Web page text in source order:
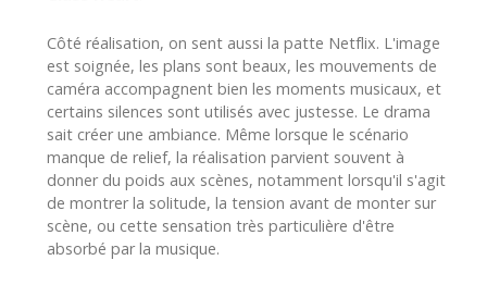
Côté réalisation, on sent aussi la patte Netflix. L'image
est soignée, les plans sont beaux, les mouvements de
caméra accompagnent bien les moments musicaux, et
certains silences sont utilisés avec justesse. Le drama
sait créer une ambiance. Même lorsque le scénario
manque de relief, la réalisation parvient souvent à
donner du poids aux scènes, notamment lorsqu'il s'agit
de montrer la solitude, la tension avant de monter sur
scène, ou cette sensation très particulière d'être
absorbé par la musique.